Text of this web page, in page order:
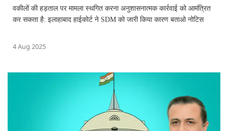
वकीलों की हड़ताल पर मामला स्थगित करना अनुशासनात्मक कार्रवाई को आमंत्रित
कर सकता है: इलाहाबाद हाईकोर्ट ने SDM को जारी किया कारण बताओ नोटिस
4 Aug 2025